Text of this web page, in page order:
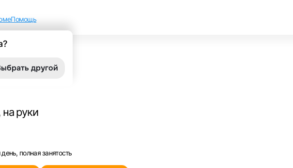
другой
Помощь
руки
полная занятость